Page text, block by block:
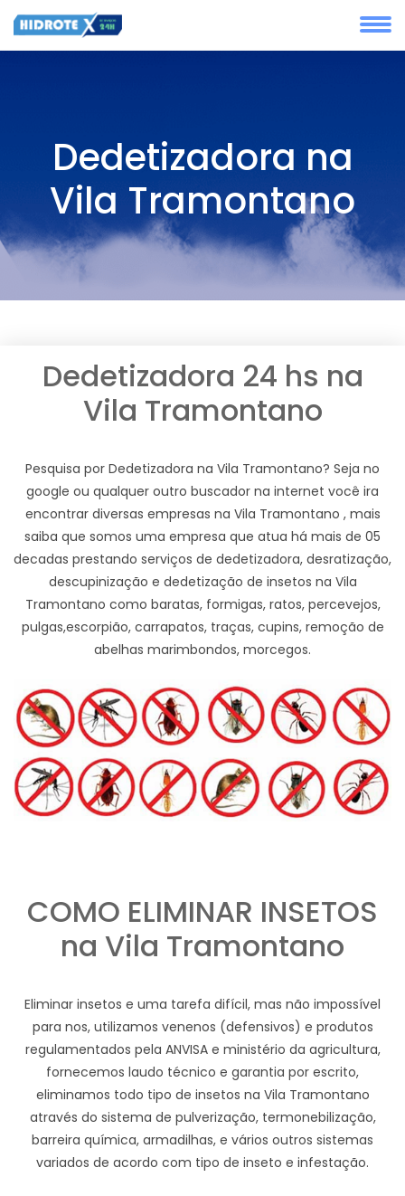
Dedetizadora na
Vila Tramontano
Dedetizadora 24 hs na
Vila Tramontano
Pesquisa por Dedetizadora na Vila Tramontano? Seja no
google ou qualquer outro buscador na internet você ira
encontrar diversas empresas na Vila Tramontano , mais
saiba que somos uma empresa que atua há mais de 05
decadas prestando serviços de dedetizadora, desratização,
descupinização e dedetização de insetos na Vila
Tramontano como baratas, formigas, ratos, percevejos,
pulgas,escorpião, carrapatos, traças, cupins, remoção de
abelhas marimbondos, morcegos.
COMO ELIMINAR INSETOS
na Vila Tramontano
Eliminar insetos e uma tarefa difícil, mas não impossível
para nos, utilizamos venenos (defensivos) e produtos
regulamentados pela ANVISA e ministério da agricultura,
fornecemos laudo técnico e garantia por escrito,
eliminamos todo tipo de insetos na Vila Tramontano
através do sistema de pulverização, termonebilização,
barreira química, armadilhas, e vários outros sistemas
variados de acordo com tipo de inseto e infestação.